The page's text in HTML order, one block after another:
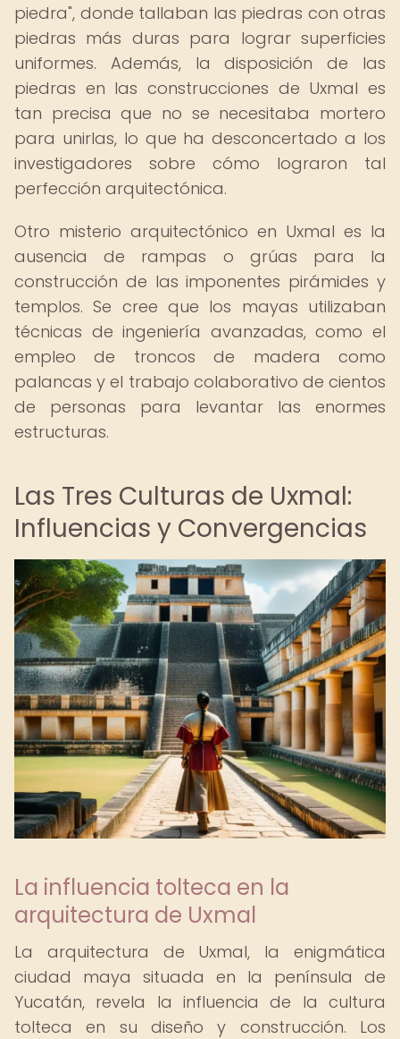
piedra", donde tallaban las piedras con otras
piedras más duras para lograr superficies
uniformes. Además, la disposición de las
piedras en las construcciones de Uxmal es
tan precisa que no se necesitaba mortero
para unirlas, lo que ha desconcertado a los
investigadores sobre cómo lograron tal
perfección arquitectónica.
Otro misterio arquitectónico en Uxmal es la
ausencia de rampas o grúas para la
construcción de las imponentes pirámides y
templos. Se cree que los mayas utilizaban
técnicas de ingeniería avanzadas, como el
empleo de troncos de madera como
palancas y el trabajo colaborativo de cientos
de personas para levantar las enormes
estructuras.
Las Tres Culturas de Uxmal:
Influencias y Convergencias
La influencia tolteca en la
arquitectura de Uxmal
La arquitectura de Uxmal, la enigmática
ciudad maya situada en la península de
Yucatán, revela la influencia de la cultura
tolteca en su diseño y construcción. Los